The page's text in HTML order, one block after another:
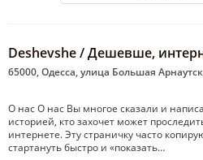
Deshevshe / Дешевше,
65000, Одесса, улица Большая
О нас О нас Вы многое сказали и
историей, кто захочет может
интернете. Эту страничку часто
стартануть быстро и «показать…